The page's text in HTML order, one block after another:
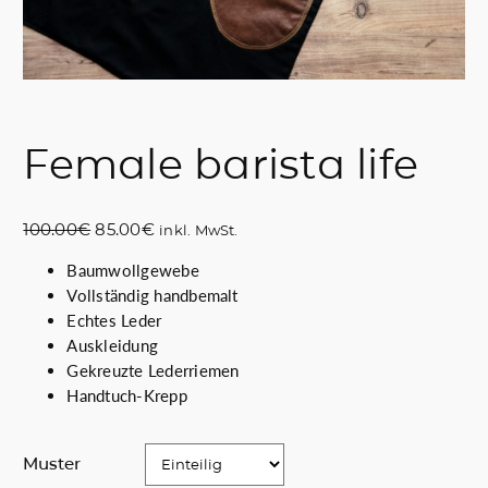
Female barista life
100.00€ U
s
p
r
ü
n
g
85.00€A
t
u
e
l
l
e
inkl. MwSt.
Baumwollgewebe
Vollständig handbemalt
Echtes Leder
Auskleidung
Gekreuzte Lederriemen
Handtuch-Krepp
Muster